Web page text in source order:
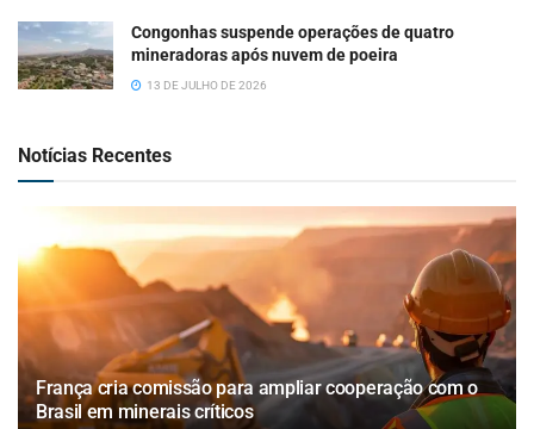
Congonhas suspende operações de quatro
mineradoras após nuvem de poeira
13 DE JULHO DE 2026
Notícias Recentes
França cria comissão para ampliar cooperação com o
Brasil em minerais críticos